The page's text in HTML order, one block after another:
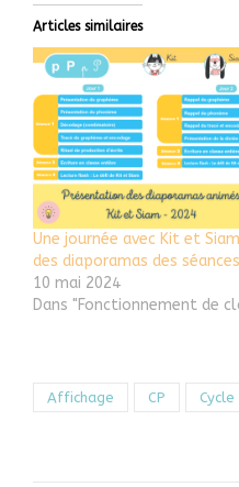
Articles similaires
Une journée avec Kit et
des diaporamas des séances
10 mai 2024
Dans "Fonctionnement de
Affichage CP Cycle